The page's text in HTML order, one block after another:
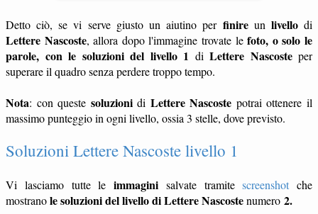
Detto ciò, se vi serve giusto un aiutino per finireun livellodi
Lettere Nascoste, allora dopo l'immagine trovate lefoto, o solo le
parole, con le soluzioni del livello 1 di Lettere Nascosteper
superare il quadro senza perdere troppo tempo.
Nota: con queste soluzionidi Lettere Nascoste potrai ottenere il
massimo punteggio in ogni livello, ossia 3 stelle, dove previsto.
Soluzioni Lettere Nascoste livello 1
Vi lasciamo tutte le immagini salvate tramitescreenshot che
mostranole soluzioni del livello di Lettere Nascostenumero 2.